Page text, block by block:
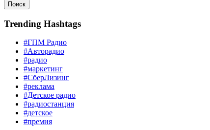
Поиск
Trending Hashtags
#ГПМ Радио
#Авторадио
#радио
#маркетинг
#СберЛизинг
#реклама
#Детское радио
#радиостанция
#детское
#премия